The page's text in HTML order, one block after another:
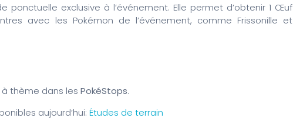
ponctuelle exclusive à l’événement. Elle permet d’obtenir 1 Œuf
avec les Pokémon de l’événement, comme Frissonille et
à thème dans les PokéStops.
aujourd’hui: Études de terrain